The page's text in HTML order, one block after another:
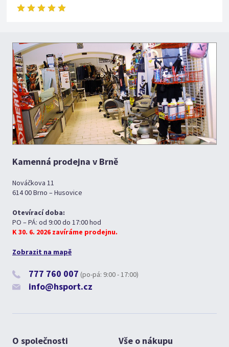
Kamenná prodejna v Brně
Nováčkova 11
614 00 Brno – Husovice
Otevírací doba:
PO – PÁ: od 9:00 do 17:00 hod
K 30. 6. 2026 zavíráme prodejnu.
Zobrazit na mapě
777 760 007 (po-pá: 9:00 - 17:00)
info@hsport.cz
O společnosti Vše o nákupu